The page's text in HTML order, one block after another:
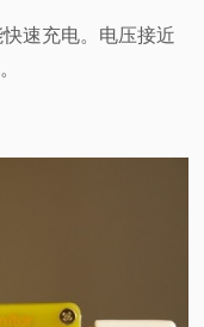
速充电。电压接近